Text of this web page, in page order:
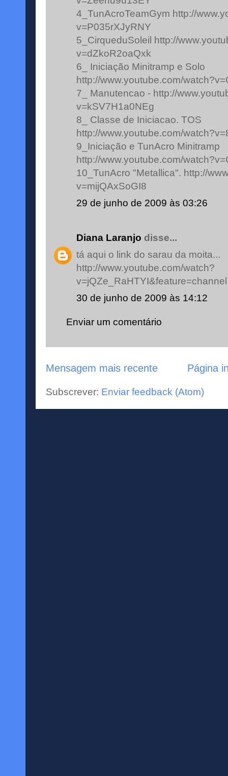
4_TunAcroTeamGym http://
v=P035rXJyRNY
5_CirqueduSoleil http://
v=dZkoR2oaQxk
6_ Iniciação Minitramp e Solo
http://www.youtube.com/
7_ Manutencao - http://
v=kSV7H1a0NEg
8_ Classe de Iniciacao. TOS
http://www.youtube.com/
9_Iniciação e TunAcro Minitramp
http://www.youtube.com/
10_TunAcro "Metallica". http://
v=mijQAxSoGI8
29 de junho de 2009 às 03:26
Diana Laranjo disse...
tá aqui o link do sarau da moita...
http://www.youtube.com/watch?
v=jQZe_RaHTYI&feature=channel
30 de junho de 2009 às 14:12
Enviar um comentário
Mensagem mais recente Página
Subscrever: Enviar feedback (Atom)